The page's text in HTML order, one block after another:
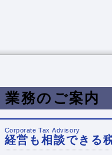
業務のご案内
経営も相談できる
Corporate Tax Advisory